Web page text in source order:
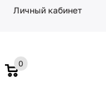
Личный кабинет
0